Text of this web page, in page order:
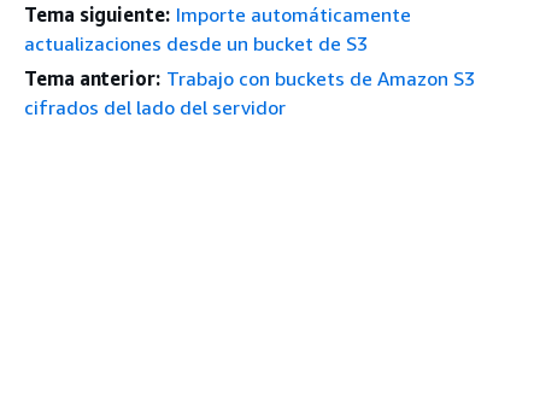
Tema siguiente: Importe automáticamente
actualizaciones desde un bucket de S3
Tema anterior: Trabajo con buckets de Amazon S3
cifrados del lado del servidor